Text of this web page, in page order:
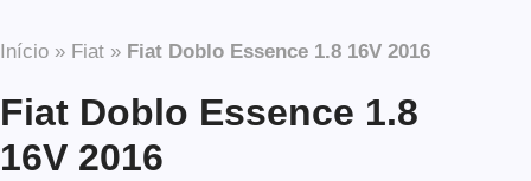
Início » Fiat » Fiat Doblo Essence 1.8 16V 2016
Fiat Doblo Essence 1.8
16V 2016